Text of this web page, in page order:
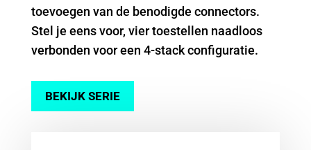
toevoegen van de benodigde connectors.
Stel je eens voor, vier toestellen naadloos
verbonden voor een 4-stack configuratie.
BEKIJK SERIE